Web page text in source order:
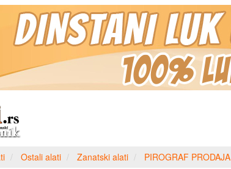
Ostali alati Zanatski alati PIROGRAF PRODAJA